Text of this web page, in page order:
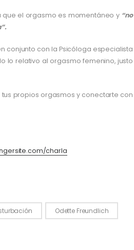
que el orgasmo es momentáneo y “no
conjunto con la Psicóloga especialista
lo relativo al orgasmo femenino, justo
tus propios orgasmos y conectarte con
charla
Odette Freundlich